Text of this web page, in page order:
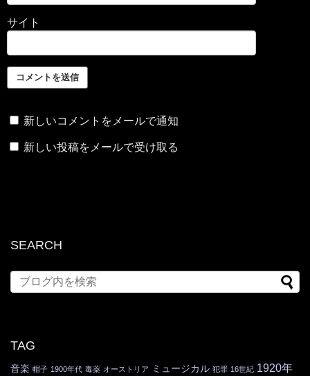
サイト
新しいコメントをメールで通知
新しい投稿をメールで受け取る
SEARCH
TAG
音楽 帽子 1900年代 毒薬 オーストリア ミュージカル 犯罪 16世紀 1920年